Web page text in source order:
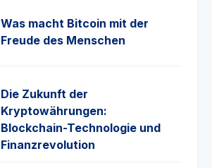
Was macht Bitcoin mit der
Freude des Menschen
Die Zukunft der
Kryptowährungen:
Blockchain-Technologie und
Finanzrevolution